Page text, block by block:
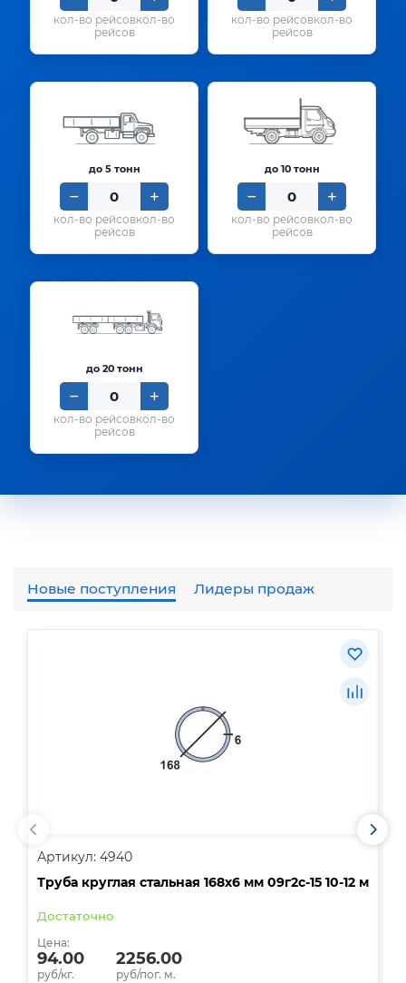
кол-во
рейсов
кол-во
рейсов
до 5 тонн
кол-во
рейсов
до 10 тонн
кол-во
рейсов
до 20 тонн
кол-во
рейсов
Новые поступления Лидеры продаж
Артикул: 4940
Труба круглая стальная 168х6 мм 09г2с-15 10-12 м
Достаточно
Цена:
94.00
руб/кг.
2256.00
руб/пог. м.